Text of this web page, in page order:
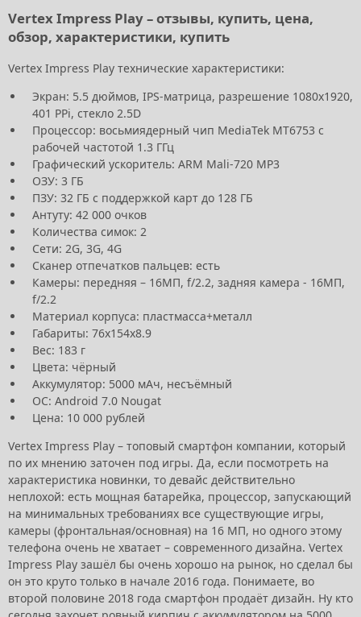
Vertex Impress Play – отзывы, купить, цена,
обзор, характеристики, купить
Vertex Impress Play технические характеристики:
Экран: 5.5 дюймов, IPS-матрица, разрешение 1080x1920,
401 PPi, стекло 2.5D
Процессор: восьмиядерный чип MediaTek MT6753 с
рабочей частотой 1.3 ГГц
Графический ускоритель: ARM Mali-720 MP3
ОЗУ: 3 ГБ
ПЗУ: 32 ГБ с поддержкой карт до 128 ГБ
Антуту: 42 000 очков
Количества симок: 2
Сети: 2G, 3G, 4G
Сканер отпечатков пальцев: есть
Камеры: передняя – 16МП, f/2.2, задняя камера - 16МП,
f/2.2
Материал корпуса: пластмасса+металл
Габариты: 76х154х8.9
Вес: 183 г
Цвета: чёрный
Аккумулятор: 5000 мАч, несъёмный
ОС: Android 7.0 Nougat
Цена: 10 000 рублей
Vertex Impress Play – топовый смартфон компании, который
по их мнению заточен под игры. Да, если посмотреть на
характеристика новинки, то девайс действительно
неплохой: есть мощная батарейка, процессор, запускающий
на минимальных требованиях все существующие игры,
камеры (фронтальная/основная) на 16 МП, но одного этому
телефона очень не хватает – современного дизайна. Vertex
Impress Play зашёл бы очень хорошо на рынок, но сделал бы
он это круто только в начале 2016 года. Понимаете, во
второй половине 2018 года смартфон продаёт дизайн. Ну кто